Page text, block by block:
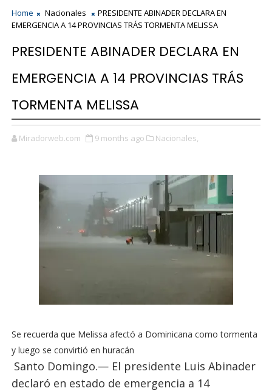
Home Nacionales
PRESIDENTE ABINADER DECLARA EN
EMERGENCIA A 14 PROVINCIAS TRÁS TORMENTA MELISSA
PRESIDENTE ABINADER DECLARA EN
EMERGENCIA A 14 PROVINCIAS TRÁS
TORMENTA MELISSA
Miradorweb.com 9 months ago Nacionales,
Se recuerda que Melissa afectó a Dominicana como tormenta
y luego se convirtió en huracán
Santo Domingo.— El presidente Luis Abinader
declaró en estado de emergencia a 14